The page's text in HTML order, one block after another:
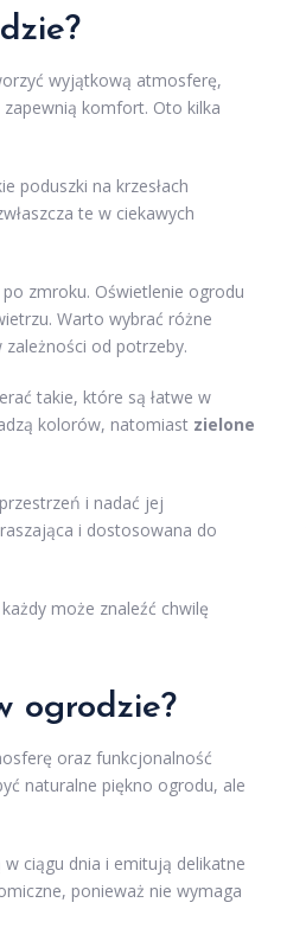
wyjątkową atmosferę,
komfort. Oto kilka
poduszki na krzesłach
te w ciekawych
zmroku. Oświetlenie ogrodu
Warto wybrać różne
od potrzeby.
takie, które są łatwe w
kolorów, natomiast zielone
i nadać jej
i dostosowana do
może znaleźć chwilę
ogrodzie?
oraz funkcjonalność
naturalne piękno ogrodu, ale
ciągu dnia i emitują delikatne
ponieważ nie wymaga